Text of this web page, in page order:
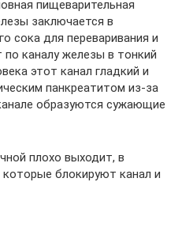
пищеварительная
заключается в
сока для переваривания и
каналу железы в тонкий
этот канал гладкий и
панкреатитом из-за
образуются сужающие
плохо выходит, в
блокируют канал и